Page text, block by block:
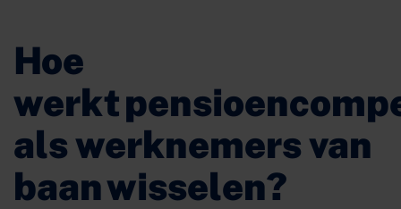
Hoe
werkt
als werknemers van
baan wisselen?